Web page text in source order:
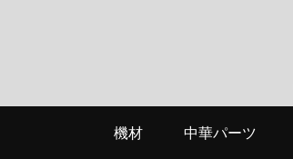
機材 中華パーツ